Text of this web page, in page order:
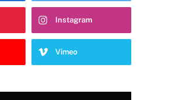
Instagram
Vimeo